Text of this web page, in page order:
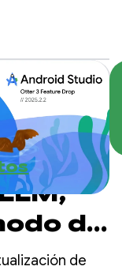
de
de